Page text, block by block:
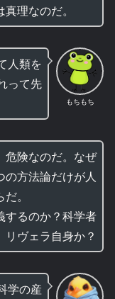
理なのだ。
もちもち
人類を
って先
危険なのだ。なぜ
の方法論だけが人
。
するのか？科学者
ヴェラ自身か？
学の産